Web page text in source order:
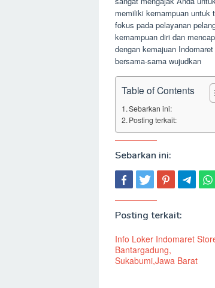
memiliki kemampuan untuk
fokus pada pelayanan
kemampuan diri dan
dengan kemajuan
bersama-sama wujudkan
Table of Contents
Sebarkan ini:
Posting terkait:
Sebarkan ini:
Posting terkait:
Info Loker Indomaret
Bantargadung,
Sukabumi,Jawa Barat